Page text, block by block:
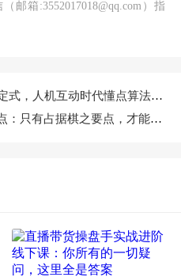
邮箱:3552017018@qq.com）指
动时代懂点算法才能赢（22节完整版）
棋之要点，才能战胜强大对手（20节）